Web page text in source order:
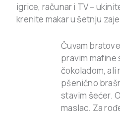
igrice, računar i TV –
krenite makar u šetnju
Čuvam
pravim mafine
čokoladom, ali
pšenično
stavim šećer.
maslac. Za